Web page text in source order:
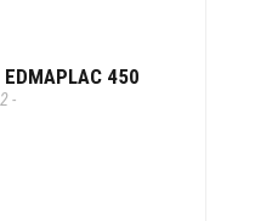
EDMAPLAC 450
-